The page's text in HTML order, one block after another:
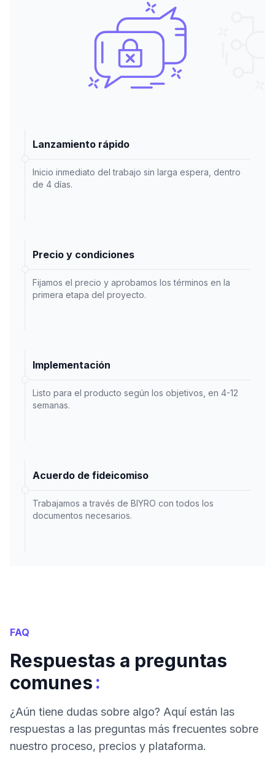
Lanzamiento rápido
Inicio inmediato del trabajo sin larga espera, dentro
de 4 días.
Precio y condiciones
Fijamos el precio y aprobamos los términos en la
primera etapa del proyecto.
Implementación
Listo para el producto según los objetivos, en 4-12
semanas.
Acuerdo de fideicomiso
Trabajamos a través de BIYRO con todos los
documentos necesarios.
FAQ
Respuestas a preguntas
comunes:
¿Aún tiene dudas sobre algo? Aquí están las
respuestas a las preguntas más frecuentes sobre
nuestro proceso, precios y plataforma.